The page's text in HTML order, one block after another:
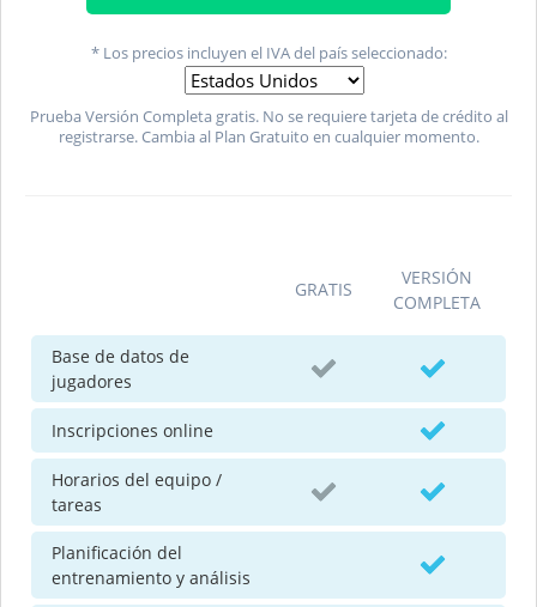
* Los precios incluyen el IVA del país seleccionado:
Prueba Versión Completa gratis. No se requiere tarjeta de crédito al
registrarse. Cambia al Plan Gratuito en cualquier momento.
GRATIS
VERSIÓN
COMPLETA
Base de datos de
jugadores
Inscripciones online
Horarios del equipo /
tareas
Planificación del
entrenamiento y análisis